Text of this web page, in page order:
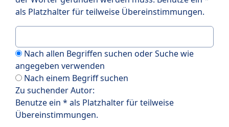
als Platzhalter für teilweise Übereinstimmungen.
Nach allen Begriffen suchen oder Suche wie
angegeben verwenden
Nach einem Begriff suchen
Zu suchender Autor:
Benutze ein * als Platzhalter für teilweise
Übereinstimmungen.